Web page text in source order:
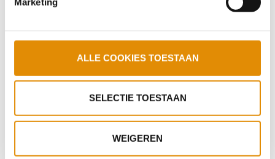
ALLE COOKIES TOESTAAN
SELECTIE TOESTAAN
WEIGEREN
Schakel (intensieve) begeleiding nodig. Zij stromen
gaat na het verblijf in De Schakel zelfstandig wonen,
eventueel met ambulante begeleiding.
IFZO
Cliënten met een juridische titel en een ZZP 6
of 7 indicatie kunnen via IFZO worden